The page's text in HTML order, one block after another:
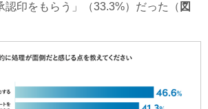
認印をもらう」（33.3%）だった（ 図